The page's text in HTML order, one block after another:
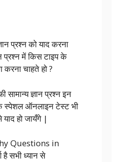
प्रश्न को याद करना
प्रश्न में किस टाइप के
चाहते हो ?
ज्ञान प्रश्न इन
स्पेशल ऑनलाइन टेस्ट भी
हो जायँगे |
Questions in
है सभी ध्यान से